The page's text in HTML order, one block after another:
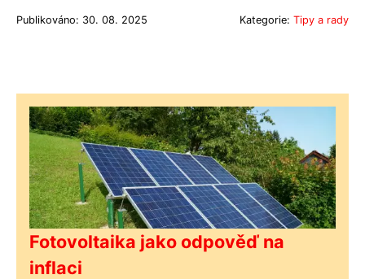
Publikováno: 30. 08. 2025 Kategorie: Tipy a rady
Fotovoltaika jako odpověď na
inflaci